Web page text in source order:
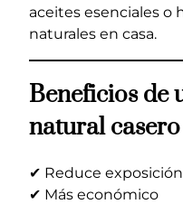
aceites esenciales o
naturales en casa.
Beneficios de
natural casero
✔ Reduce
✔ Más económico